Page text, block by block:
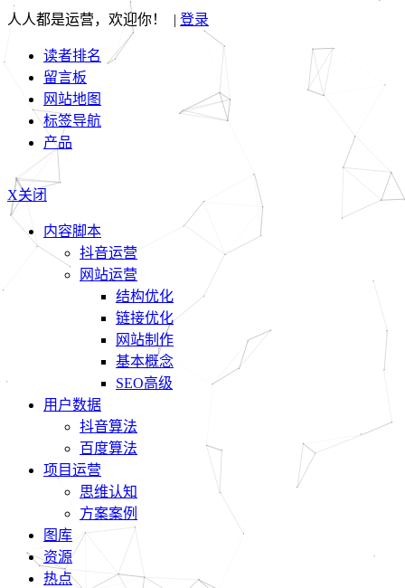
人人都是运营，欢迎你！ | 登录
读者排名
留言板
网站地图
标签导航
产品
X关闭
内容脚本
抖音运营
网站运营
结构优化
链接优化
网站制作
基本概念
SEO高级
用户数据
抖音算法
百度算法
项目运营
思维认知
方案案例
图库
资源
热点